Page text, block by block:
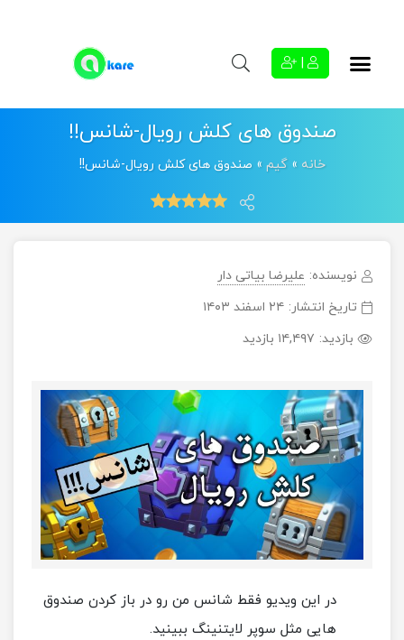
صندوق های کلش رویال-شانس!!
خانه »گیم » صندوق های کلش رویال-شانس!!
نویسنده: علیرضا بیاتی دار
تاریخ انتشار: ۲۴ اسفند ۱۴۰۳
بازدید: ۱۴,۴۹۷ بازدید
در این ویدیو فقط شانس من رو در باز کردن صندوق
هایی مثل سوپر لایتنینگ ببینید.